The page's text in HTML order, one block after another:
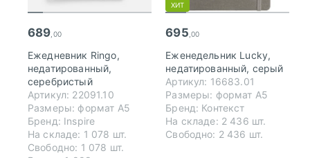
689 ,00
Ежедневник Ringo,
недатированный,
серебристый
Артикул: 22091.10
Размеры: формат А5
Бренд: Inspire
На складе: 1 078 шт.
Свободно: 1 078 шт.
ХИТ
695 ,00
Еженедельник Lucky,
недатированный, серый
Артикул: 16683.01
Размеры: формат А5
Бренд: Контекст
На складе: 2 436 шт.
Свободно: 2 436 шт.